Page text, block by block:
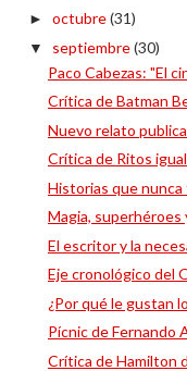
► octubre(31)
▼ septiembre(30)
Paco Cabezas: "El
Crítica de Batman
Nuevo relato
Crítica de Ritos
Historias que nunca
Magia, superhéroes
El escritor y la
Eje cronológico del
¿Por qué le gustan
Pícnic de Fernando
Crítica de Hamilton